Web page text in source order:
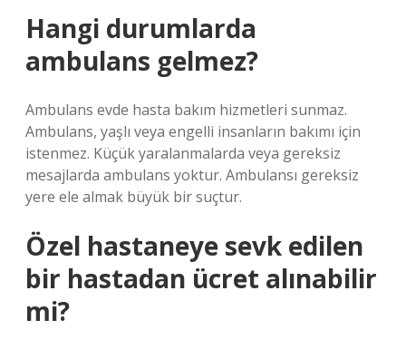
Hangi durumlarda
ambulans gelmez?
Ambulans evde hasta bakım hizmetleri sunmaz.
Ambulans, yaşlı veya engelli insanların bakımı için
istenmez. Küçük yaralanmalarda veya gereksiz
mesajlarda ambulans yoktur. Ambulansı gereksiz
yere ele almak büyük bir suçtur.
Özel hastaneye sevk edilen
bir hastadan ücret alınabilir
mi?